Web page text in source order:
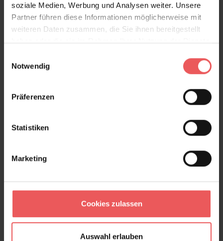
soziale Medien, Werbung und Analysen weiter. Unsere
Partner führen diese Informationen möglicherweise mit
weiteren Daten zusammen, die Sie ihnen bereitgestellt
haben oder die sie im Rahmen Ihrer Nutzung der Dienste
Notwendig
Präferenzen
Statistiken
Marketing
Cookies zulassen
Auswahl erlauben